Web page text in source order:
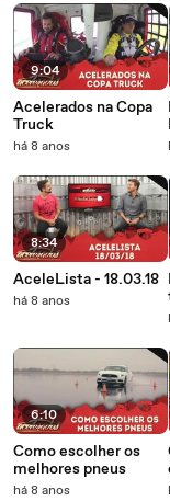
9:04
Acelerados na Copa
Truck
há 8 anos
8:34
AceleLista - 18.03.18
há 8 anos
6:10
Como escolher os
melhores pneus
há 8 anos